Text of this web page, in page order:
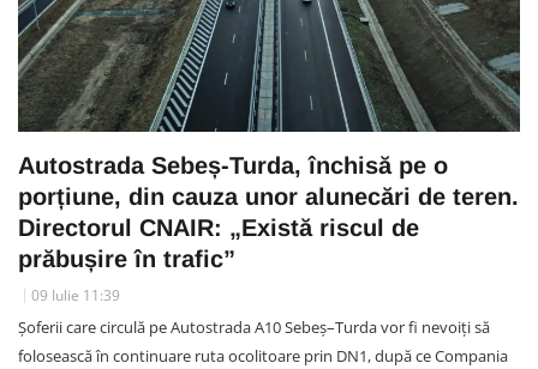
Autostrada Sebeș-Turda, închisă pe o
porțiune, din cauza unor alunecări de teren.
Directorul CNAIR: „Există riscul de
prăbușire în trafic”
09 Iulie 11:39
Șoferii care circulă pe Autostrada A10 Sebeș–Turda vor fi nevoiți să
folosească în continuare ruta ocolitoare prin DN1, după ce Compania